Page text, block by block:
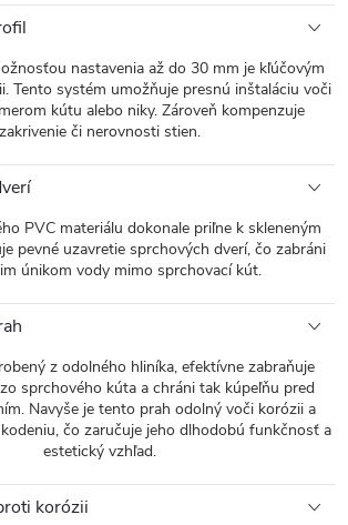
nastavenia až do 30 mm je kľúčovým
Tento systém umožňuje presnú inštaláciu voči
kútu alebo niky. Zároveň kompenzuje
zakrivenie či nerovnosti stien.
PVC materiálu dokonale priľne k skleneným
pevné uzavretie sprchových dverí, čo zabráni
únikom vody mimo sprchovací kút.
z odolného hliníka, efektívne zabraňuje
sprchového kúta a chráni tak kúpeľňu pred
Navyše je tento prah odolný voči korózii a
čo zaručuje jeho dlhodobú funkčnosť a
estetický vzhľad.
korózii